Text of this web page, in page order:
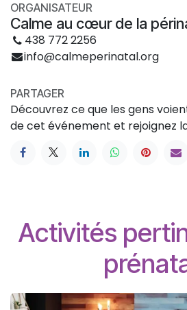
ORGANISATEUR
Calme au cœur de la
438 772 2256
info@calmeperinatal.org
PARTAGER
Découvrez ce que les gens
de cet événement et rejoignez
Activités